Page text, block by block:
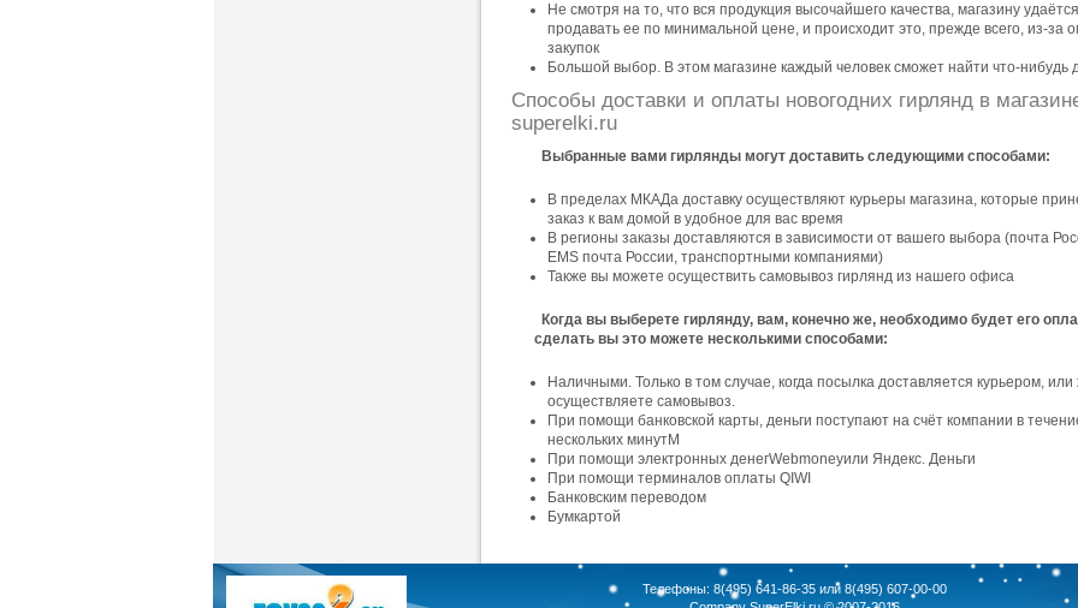
Не смотря на то, что вся продукция высочайшего качества, магазину удаётся
продавать ее по минимальной цене, и происходит это, прежде всего, из-за
закупок
Большой выбор. В этом магазине каждый человек сможет найти что-нибудь
Способы доставки и оплаты новогодних гирлянд в
superelki.ru
Выбранные вами гирлянды могут доставить следующими способами:
В пределах МКАДа доставку осуществляют курьеры магазина, которые
заказ к вам домой в удобное для вас время
В регионы заказы доставляются в зависимости от вашего выбора (почта
EMS почта России, транспортными компаниями)
Также вы можете осуществить самовывоз гирлянд из нашего офиса
Когда вы выберете гирлянду, вам, конечно же, необходимо будет его
сделать вы это можете несколькими способами:
Наличными. Только в том случае, когда посылка доставляется курьером,
осуществляете самовывоз.
При помощи банковской карты, деньги поступают на счёт компании в
нескольких минутM
При помощи электронных денегWebmoneyили Яндекс. Деньги
При помощи терминалов оплаты QIWI
Банковским переводом
Бумкартой
Телефоны: 8(495) 641-86-35 или 8(495) 607-00-00